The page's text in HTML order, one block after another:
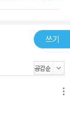
쓰기